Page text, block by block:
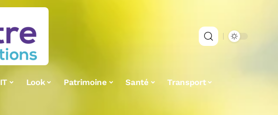
IT Look Patrimoine Santé Transport